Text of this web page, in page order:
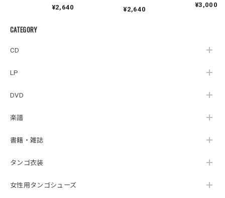
CATEGORY
CD
LP
DVD
楽譜
書籍・雑誌
タンゴ衣装
女性用タンゴシューズ
Pontoriero『POLENT
la Ribera』
¥2,640
Cuartoelemento『Cu
¥2,640
¥3,000